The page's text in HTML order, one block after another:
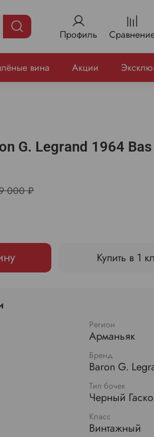
Профиль
вина Акции
G. Legrand 1964
000 ₽
Купить в 1
Регион
Арманьяк
Бренд
Baron G.
Тип бочек
Черный
Класс
Винтажный